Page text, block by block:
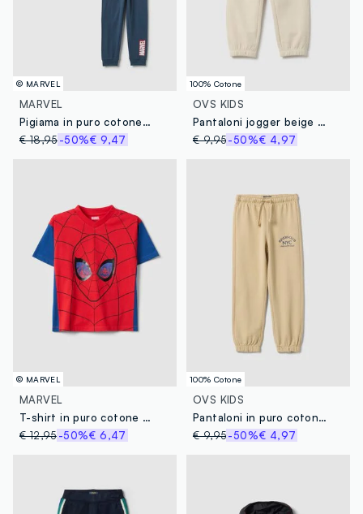
© MARVEL
MARVEL
Pigiama in puro cotone multicolor da bambino regular fit con stampa
€ 18,95-50%€ 9,47
100% Cotone
OVS KIDS
Pantaloni jogger beige da bambino in puro cotone regular fit con logo
€ 9,95-50%€ 4,97
© MARVEL
MARVEL
T-shirt in puro cotone multicolor da bambino oversize fit con Spiderman
€ 12,95-50%€ 6,47
100% Cotone
OVS KIDS
Pantaloni in puro cotone beige da bambino regular fit
€ 9,95-50%€ 4,97